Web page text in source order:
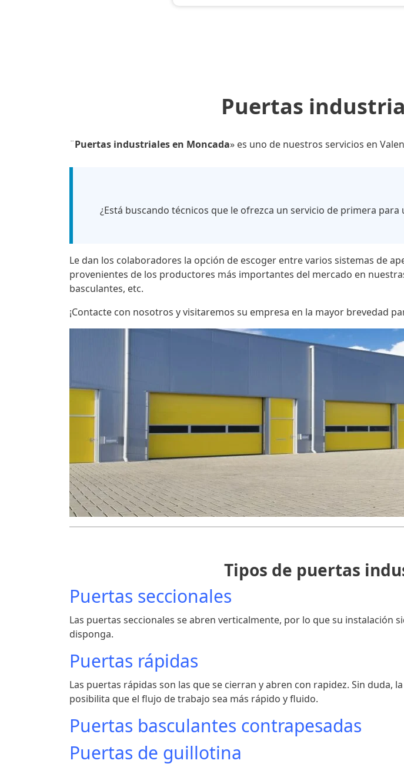
Puertas
¨Puertas industriales en Moncada» es uno de nuestros servicios en
¿Está buscando técnicos que le ofrezca un servicio de primera para
Le dan los colaboradores la opción de escoger entre varios sistemas de
provenientes de los productores más importantes del mercado en
basculantes, etc.
¡Contacte con nosotros y visitaremos su empresa en la mayor brevedad
Tipos de puertas
Puertas seccionales
Las puertas seccionales se abren verticalmente, por lo que su instalación
disponga.
Puertas rápidas
Las puertas rápidas son las que se cierran y abren con rapidez. Sin
posibilita que el flujo de trabajo sea más rápido y fluido.
Puertas basculantes contrapesadas
Puertas de guillotina